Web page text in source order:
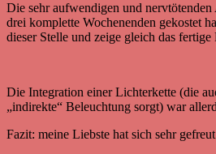
Die sehr aufwendigen und
drei komplette Wochenenden gekostet
dieser Stelle und zeige gleich das fertige
Die Integration einer Lichterkette (die
„indirekte“ Beleuchtung sorgt) war
Fazit: meine Liebste hat sich sehr